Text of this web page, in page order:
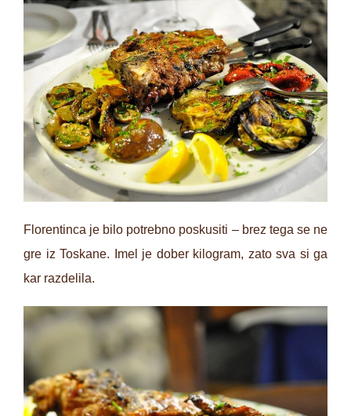
Florentinca je bilo potrebno poskusiti – brez tega se ne
gre iz Toskane. Imel je dober kilogram, zato sva si ga
kar razdelila.